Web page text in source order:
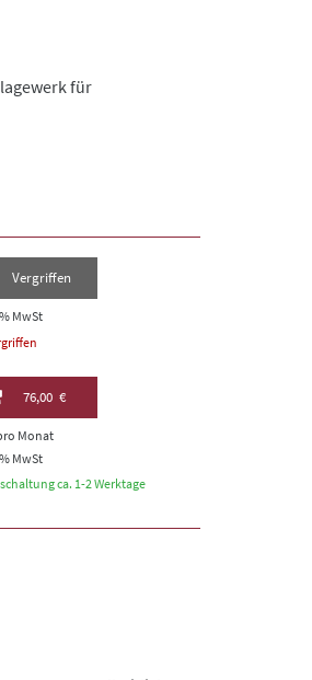
für
Vergriffen
MwSt
76,00 €
Monat
MwSt
ca. 1-2 Werktage